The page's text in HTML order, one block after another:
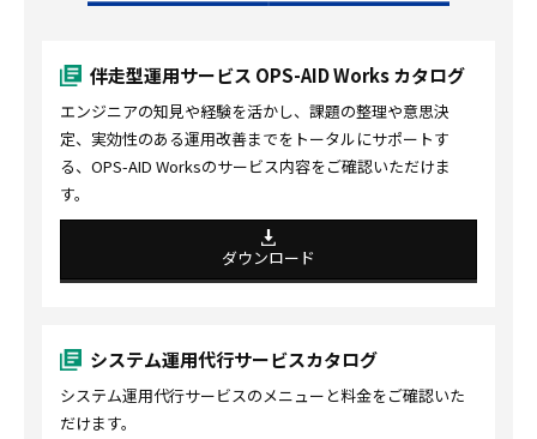
伴走型運用サービス OPS-AID Works カタログ
エンジニアの知見や経験を活かし、課題の整理や意思決
定、実効性のある運用改善までをトータルにサポートす
る、OPS-AID Worksのサービス内容をご確認いただけま
す。
ダウンロード
システム運用代行サービスカタログ
システム運用代行サービスのメニューと料金をご確認いた
だけます。